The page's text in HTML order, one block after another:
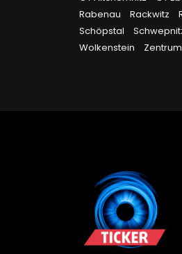
Rabenau
Rackwitz
Schöpstal
Wolkenstein
Zentrum